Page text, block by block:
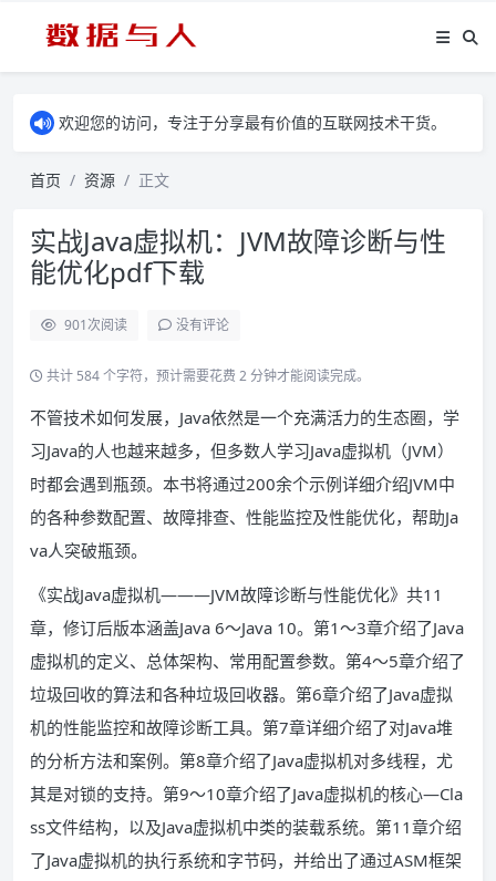
欢迎您的访问，专注于分享最有价值的互联网技术干货。
首页 资源 正文
实战Java虚拟机：JVM故障诊断与性
能优化pdf下载
901次阅读 没有评论
共计 584 个字符，预计需要花费 2 分钟才能阅读完成。
不管技术如何发展，Java依然是一个充满活力的生态圈，学
习Java的人也越来越多，但多数人学习Java虚拟机（JVM）
时都会遇到瓶颈。本书将通过200余个示例详细介绍JVM中
的各种参数配置、故障排查、性能监控及性能优化，帮助Ja
va人突破瓶颈。
《实战Java虚拟机———JVM故障诊断与性能优化》共11
章，修订后版本涵盖Java 6～Java 10。第1～3章介绍了Java
虚拟机的定义、总体架构、常用配置参数。第4～5章介绍了
垃圾回收的算法和各种垃圾回收器。第6章介绍了Java虚拟
机的性能监控和故障诊断工具。第7章详细介绍了对Java堆
的分析方法和案例。第8章介绍了Java虚拟机对多线程，尤
其是对锁的支持。第9～10章介绍了Java虚拟机的核心—Cla
ss文件结构，以及Java虚拟机中类的装载系统。第11章介绍
了Java虚拟机的执行系统和字节码，并给出了通过ASM框架